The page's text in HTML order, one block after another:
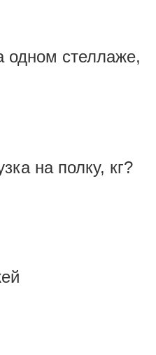
одном стеллаже,
на полку, кг?